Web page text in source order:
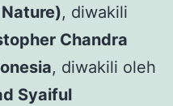
, diwakili
Chandra
, diwakili oleh
Syaiful